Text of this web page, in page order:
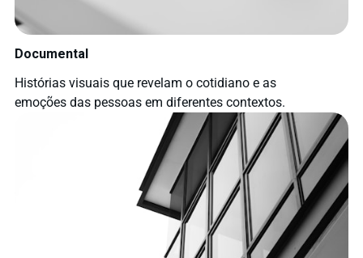
Documental
Histórias visuais que revelam o cotidiano e as
emoções das pessoas em diferentes contextos.